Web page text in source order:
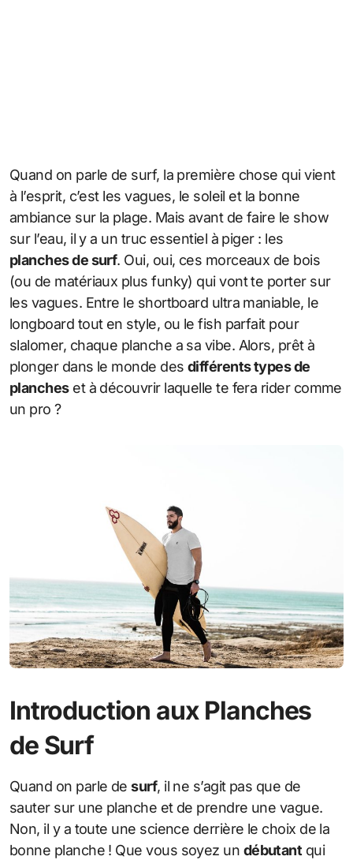
Quand on parle de surf, la première chose qui vient
à l’esprit, c’est les vagues, le soleil et la bonne
ambiance sur la plage. Mais avant de faire le show
sur l’eau, il y a un truc essentiel à piger : les
planches de surf. Oui, oui, ces morceaux de bois
(ou de matériaux plus funky) qui vont te porter sur
les vagues. Entre le shortboard ultra maniable, le
longboard tout en style, ou le fish parfait pour
slalomer, chaque planche a sa vibe. Alors, prêt à
plonger dans le monde des différents types de
plancheset à découvrir laquelle te fera rider comme
un pro ?
Introduction aux Planches
de Surf
Quand on parle desurf, il ne s’agit pas que de
sauter sur une planche et de prendre une vague.
Non, il y a toute une science derrière le choix de la
bonne planche ! Que vous soyez un débutant qui